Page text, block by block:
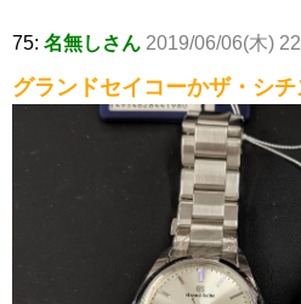
75: 名無しさん 2019/06/06(木)
グランドセイコーかザ・シ